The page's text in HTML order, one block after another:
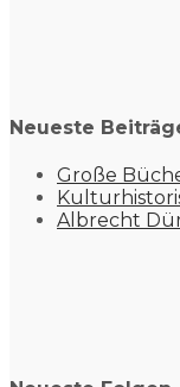
Neueste
Große
Albrecht